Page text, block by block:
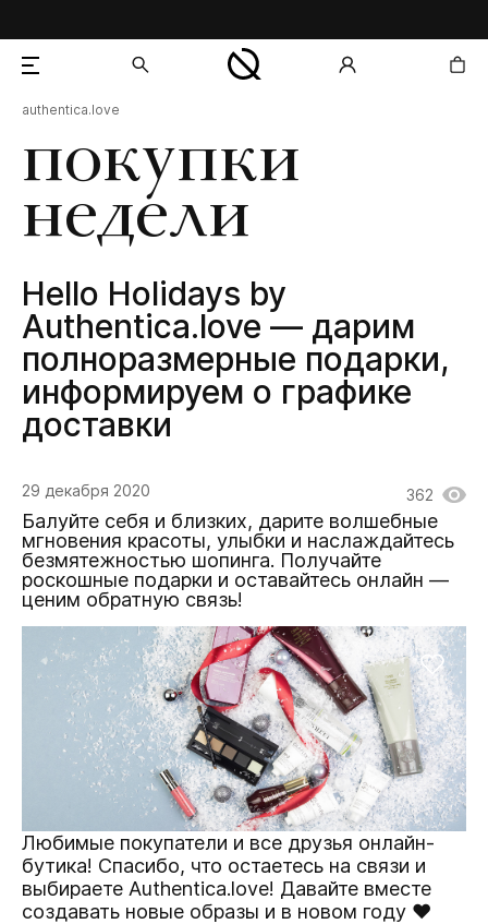
покупки
недели
Hello Holidays by
Authentica.love — дарим
полноразмерные подарки,
информируем о графике
доставки
authentica.love
29 декабря 2020 362
Балуйте себя и близких, дарите волшебные
мгновения красоты, улыбки и наслаждайтесь
безмятежностью шопинга. Получайте
роскошные подарки и оставайтесь онлайн —
ценим обратную связь!
Любимые покупатели и все друзья онлайн-
бутика! Спасибо, что остаетесь на связи и
выбираете Authentica.love! Давайте вместе
создавать новые образы и в новом году ♥